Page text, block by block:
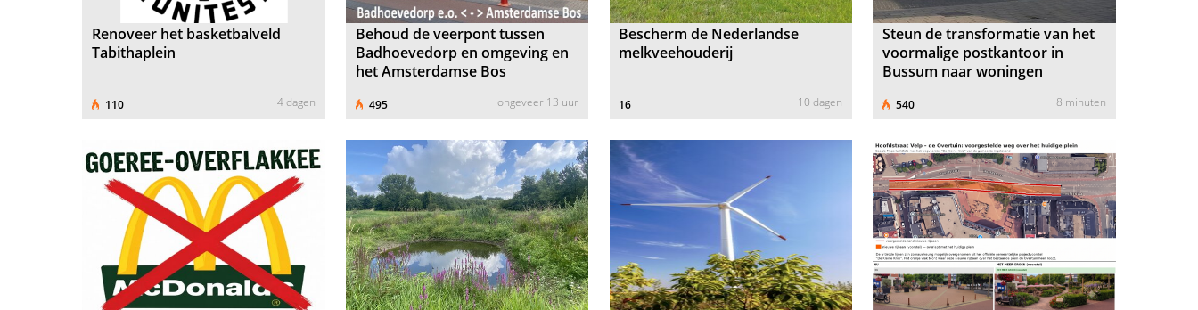
Renoveer het basketbalveld
Tabithaplein
110 4 dagen
Behoud de veerpont tussen
Badhoevedorp en omgeving en
het Amsterdamse Bos
495 ongeveer 13 uur
Bescherm de Nederlandse
melkveehouderij
16 10 dagen
Steun de transformatie van het
voormalige postkantoor in
Bussum naar woningen
540 8 minuten